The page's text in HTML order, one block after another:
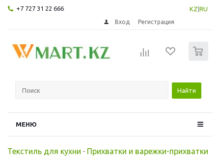
+7 727 31 22 666 KZ RU
Вход Регистрация
Найти
МЕНЮ
Текстиль для кухни - Прихватки и варежки-прихватки